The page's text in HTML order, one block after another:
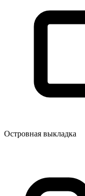
Островная выкладка